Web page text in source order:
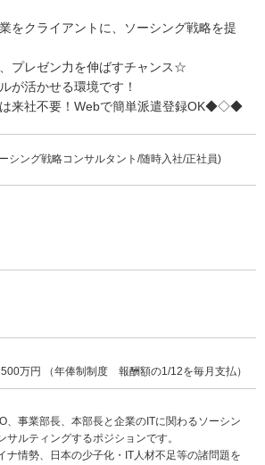
をクライアントに、ソーシング戦略を提
プレゼン力を伸ばすチャンス☆
が活かせる環境です！
来社不要！Webで簡単派遣登録OK◆◇◆
シング戦略コンサルタント/随時入社/正社員)
万円 （年俸制制度 報酬額の1/12を毎月支払）
、事業部長、本部長と企業のITに関わるソーシン
サルティングするポジションです。
ナ情勢、日本の少子化・IT人材不足等の諸問題を